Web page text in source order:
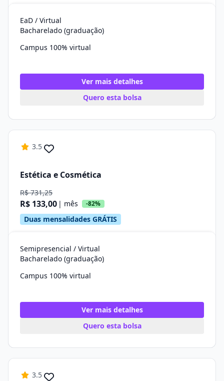
EaD / Virtual
Bacharelado (graduação)
Campus 100% virtual
Ver mais detalhes
Quero esta bolsa
3.5
Estética e Cosmética
R$ 731,25
R$ 133,00 | mês -82%
Duas mensalidades GRÁTIS
Semipresencial / Virtual
Bacharelado (graduação)
Campus 100% virtual
Ver mais detalhes
Quero esta bolsa
3.5